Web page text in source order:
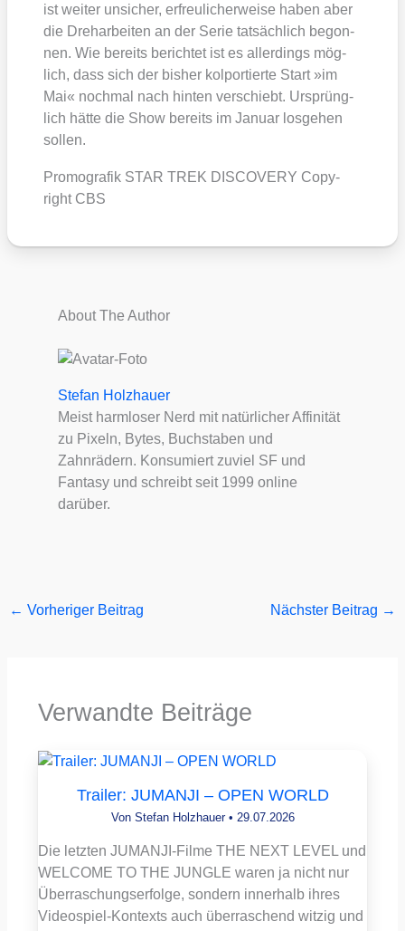
ist wei­ter unsi­cher, erfreu­li­cher­wei­se haben aber
die Dreh­ar­bei­ten an der Serie tat­säch­lich begon­
nen. Wie bereits berich­tet ist es aller­dings mög­
lich, dass sich der bis­her kol­por­tier­te Start »im
Mai« noch­mal nach hin­ten ver­schiebt. Ursprüng­
lich hät­te die Show bereits im Janu­ar los­ge­hen
sol­len.
Pro­mo­gra­fik STAR TREK DISCOVERY Copy­
right CBS
About The Author
Stefan Holzhauer
Meist harmloser Nerd mit natürlicher Affinität
zu Pixeln, Bytes, Buchstaben und
Zahnrädern. Konsumiert zuviel SF und
Fantasy und schreibt seit 1999 online
darüber.
← Vorheriger Beitrag Nächster Beitrag →
Verwandte Beiträge
Trailer: JUMANJI – OPEN WORLD
Von Stefan Holzhauer • 29.07.2026
Die letzten JUMANJI-Filme THE NEXT LEVEL und
WELCOME TO THE JUNGLE waren ja nicht nur
Überraschungserfolge, sondern innerhalb ihres
Videospiel-Kontexts auch überraschend witzig und